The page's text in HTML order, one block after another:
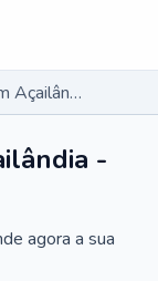
Pneumologista em Açailândia - MA
-
agora a sua